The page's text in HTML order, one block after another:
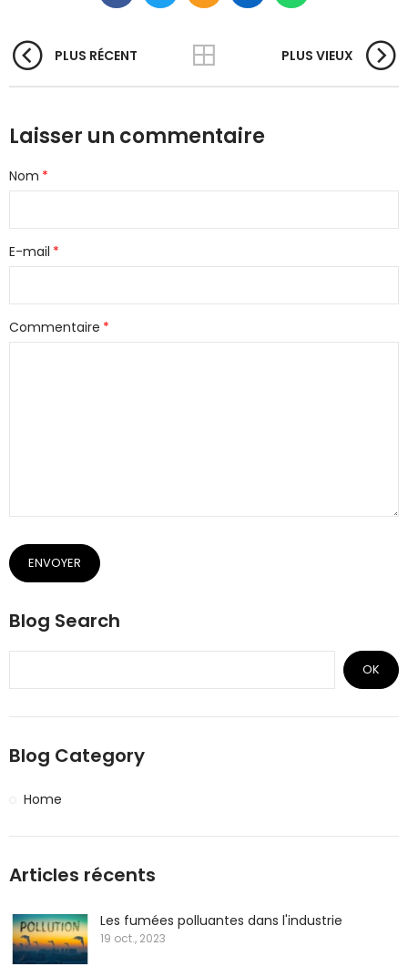
PLUS RÉCENT PLUS VIEUX
Laisser un commentaire
Nom
E-mail
Commentaire
ENVOYER
Blog Search
OK
Blog Category
Home
Articles récents
Les fumées polluantes dans l'industrie
19 oct., 2023